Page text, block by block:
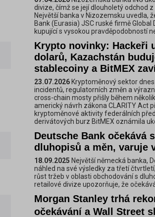
divize, čímž se její dlouholetý odchod
Největší banka v Nizozemsku uvedla,
Bank (Eurasia) JSC ruské firmě
kupující s vysokou pravděpodobností
Krypto novinky: Hackeři
dolarů, Kazachstán
stablecoiny a BitMEX
23.07.2026 Kryptoměnový sektor
incidentů, regulatorních změn a
cross-chain mosty přišly během
americký návrh zákona CLARITY Act
kryptoměnové aktivity federálních
derivátových burz BitMEX oznámila
Deutsche Bank očekává
dluhopisů a měn, varuje
18.09.2025 Největší německá banka,
náhled na své výsledky za třetí
růst tržeb v oblasti obchodování s
retailové divize upozorňuje, že
Morgan Stanley trhá
očekávání a Wall Street